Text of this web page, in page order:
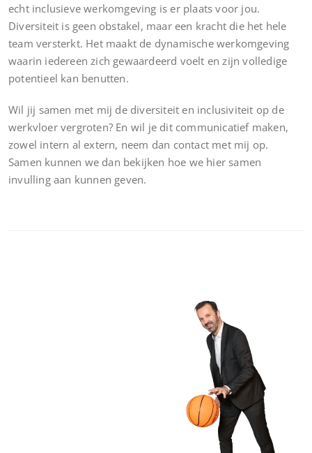
echt inclusieve werkomgeving is er plaats voor jou.
Diversiteit is geen obstakel, maar een kracht die het hele
team versterkt. Het maakt de dynamische werkomgeving
waarin iedereen zich gewaardeerd voelt en zijn volledige
potentieel kan benutten.
Wil jij samen met mij de diversiteit en inclusiviteit op de
werkvloer vergroten? En wil je dit communicatief maken,
zowel intern al extern, neem dan contact met mij op.
Samen kunnen we dan bekijken hoe we hier samen
invulling aan kunnen geven.